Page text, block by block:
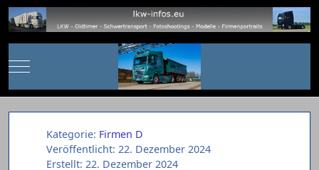
Mobile Menu Toggle
Kategorie: Firmen D
Veröffentlicht: 22. Dezember 2024
Erstellt: 22. Dezember 2024